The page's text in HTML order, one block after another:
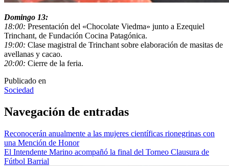
Domingo 13:
18:00: Presentación del «Chocolate Viedma» junto a Ezequiel
Trinchant, de Fundación Cocina Patagónica.
19:00: Clase magistral de Trinchant sobre elaboración de masitas de
avellanas y cacao.
20:00: Cierre de la feria.
Publicado en
Sociedad
Navegación de entradas
Reconocerán anualmente a las mujeres científicas rionegrinas con
una Mención de Honor
El Intendente Marino acompañó la final del Torneo Clausura de
Fútbol Barrial